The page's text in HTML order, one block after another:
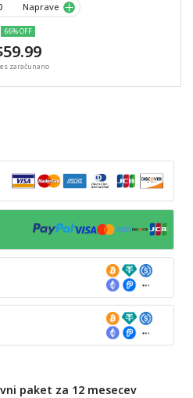
Naprave
66% OFF
zaračunano
paket za 12 mesecev